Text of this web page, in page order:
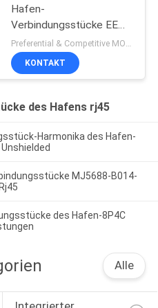
Hafen-
Verbindungsstücke EE
Rj45/rechtwinkligen
Plug-and-Play RJ45
Bticino Lan-Hafen
Preferential & Competitive MOQ:2000
KONTAKT
des Hafens rj45
Harmonika des Hafen-
MJ5688-B014-
des Hafen-8P4C
Alle